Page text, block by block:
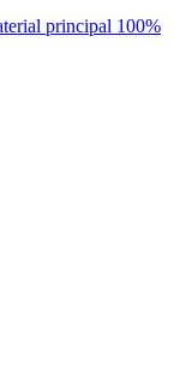
principal 100%